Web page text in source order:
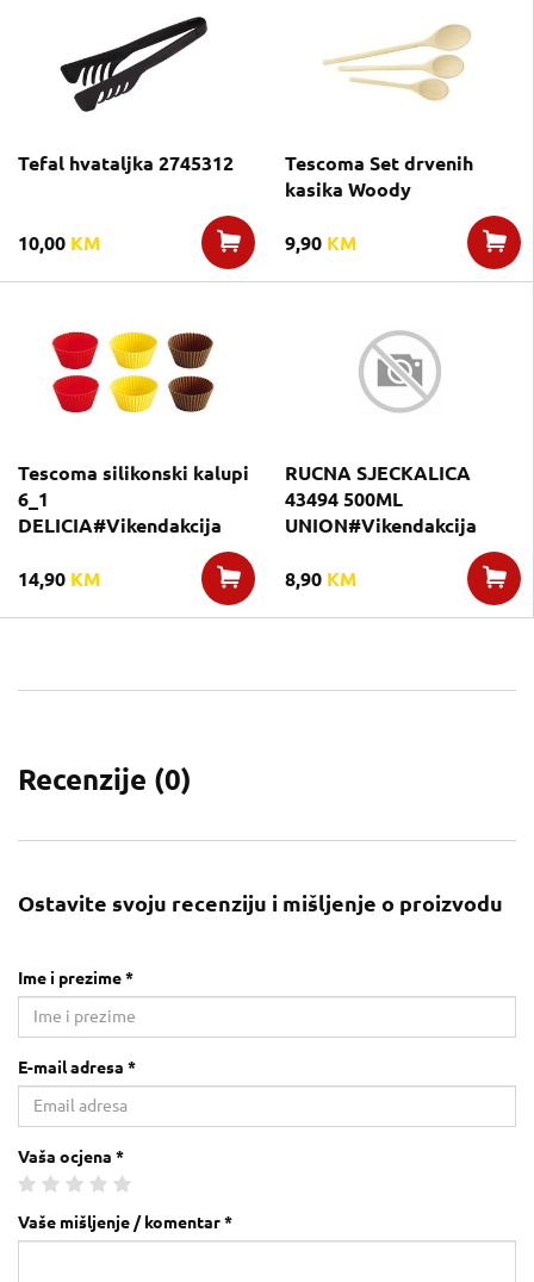
Tefal hvataljka 2745312
10,00 KM
Tescoma Set drvenih
kasika Woody
9,90 KM
Tescoma silikonski kalupi
6_1
DELICIA#Vikendakcija
14,90 KM
RUCNA SJECKALICA
43494 500ML
UNION#Vikendakcija
8,90 KM
Recenzije (0)
Ostavite svoju recenziju i mišljenje o proizvodu
Ime i prezime *
E-mail adresa *
Vaša ocjena *
Vaše mišljenje / komentar *